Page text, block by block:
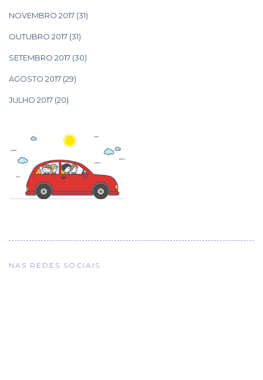
NOVEMBRO 2017 (31)
OUTUBRO 2017 (31)
SETEMBRO 2017 (30)
AGOSTO 2017 (29)
JULHO 2017 (20)
NAS REDES SOCIAIS